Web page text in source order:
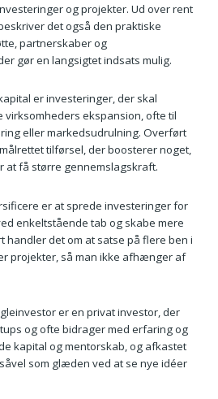
og projekter. Ud over rent
det også den praktiske
partnerskaber og
gør en langsigtet indsats mulig.
er investeringer, der skal
virksomheders ekspansion, ofte til
eller markedsudrulning. Overført
tilførsel, der boosterer noget,
at få større gennemslagskraft.
er at sprede investeringer for
enkeltstående tab og skabe mere
handler det om at satse på flere ben i
projekter, så man ikke afhænger af
er en privat investor, der
og ofte bidrager med erfaring og
kapital og mentorskab, og afkastet
som glæden ved at se nye idéer